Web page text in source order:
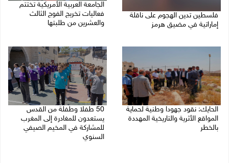
فلسطين تدين الهجوم على ناقلة
إماراتية في مضيق هرمز
الجامعة العربية الأمريكية تختتم
فعاليات تخريج الفوج الثالث
والعشرين من طلبتها
الحايك: نقود جهودا وطنية لحماية
المواقع الأثرية والتاريخية المهددة
بالخطر
50 طفلا وطفلة من القدس
يستعدون للمغادرة إلى المغرب
للمشاركة في المخيم الصيفي
السنوي